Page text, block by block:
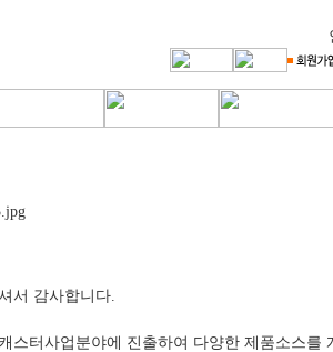
서 감사합니다.
스터사업분야에 진출하여 다양한 제품소스를